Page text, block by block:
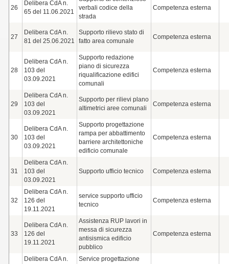
26
Delibera CdA n.
65 del 11.06.2021
verbali codice della
strada
Competenza esterna
27
Delibera CdA n.
81 del 25.06.2021
Supporto rilievo stato di
fatto area comunale
Competenza esterna
28
Delibera CdA n.
103 del
03.09.2021
Supporto redazione
piano di sicurezza
riqualificazione edifici
comunali
Competenza esterna
29
Delibera CdA n.
103 del
03.09.2021
Supporto per rilievi plano
altimetrici aree comunali
Competenza esterna
30
Delibera CdA n.
103 del
03.09.2021
Supporto progettazione
rampa per abbattimento
barriere architettoniche
edificio comunale
Competenza esterna
31
Delibera CdA n.
103 del
03.09.2021
Supporto ufficio tecnico Competenza esterna
32
Delibera CdA n.
126 del
19.11.2021
service supporto ufficio
tecnico
Competenza esterna
33
Delibera CdA n.
126 del
19.11.2021
Assistenza RUP lavori in
messa di sicurezza
antisismica edificio
pubblico
Competenza esterna
Delibera CdA n. Service progettazione